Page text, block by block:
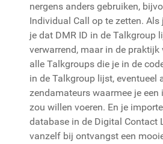
nergens anders gebruiken,
Individual Call op te zetten.
je dat DMR ID in de Talkgroup
verwarrend, maar in de praktijk
alle Talkgroups die je in de
in de Talkgroup lijst, eventueel
zendamateurs waarmee je een
zou willen voeren. En je
database in de Digital Contact
vanzelf bij ontvangst een